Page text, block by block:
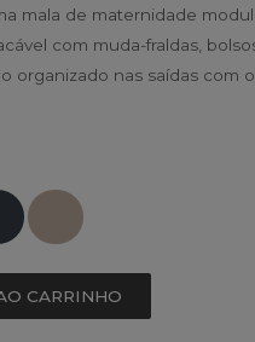
mala de maternidade
com muda-fraldas,
organizado nas saídas com
CARRINHO